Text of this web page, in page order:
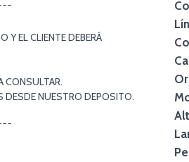
Y EL CLIENTE DEBERÁ
CONSULTAR.
DESDE NUESTRO DEPOSITO.